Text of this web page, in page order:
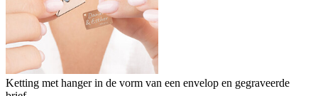
Ketting met hanger in de vorm van een envelop en gegraveerde